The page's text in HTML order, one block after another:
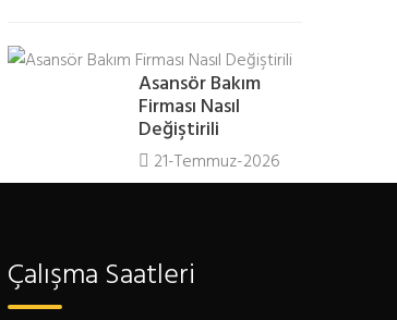
Asansör Bakım
Firması Nasıl
Değiştirili
21-Temmuz-2026
Çalışma Saatleri